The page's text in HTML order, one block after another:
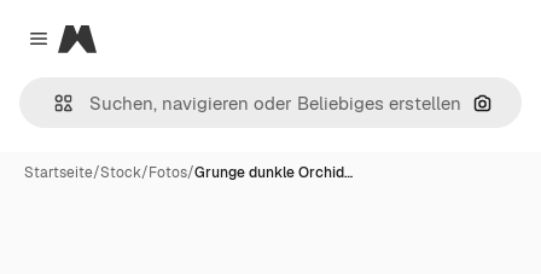
Close menu
Magnific
Nach
Startseite/Stock/Fotos/Grunge dunkle Orchid…